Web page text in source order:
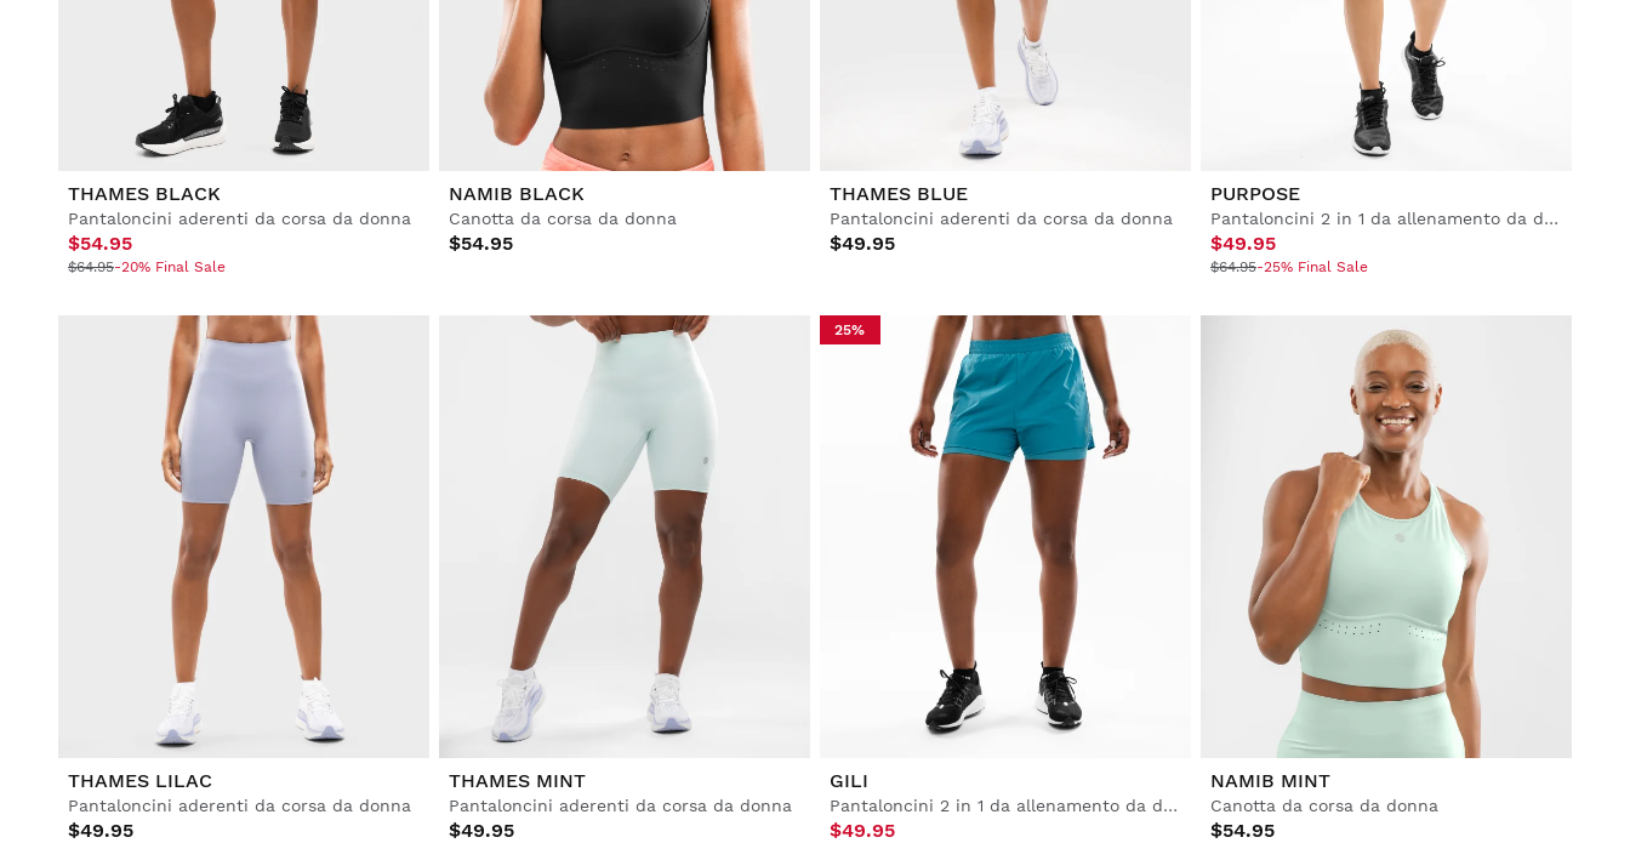
Visualizza tutto Uomo
Visualizza tutto Donna
THAMES BLACK
Pantaloncini aderenti da corsa da donna
$54.95
$64.95-20% Final Sale
NAMIB BLACK
Canotta da corsa da donna
$54.95
THAMES BLUE
Pantaloncini aderenti da corsa da donna
$49.95
PURPOSE
Pantaloncini 2 in 1 da allenamento da donna
$49.95
$64.95-25% Final Sale
THAMES LILAC
Pantaloncini aderenti da corsa da donna
$49.95
THAMES MINT
Pantaloncini aderenti da corsa da donna
$49.95
25%
GILI
Pantaloncini 2 in 1 da allenamento da donna
$49.95
NAMIB MINT
Canotta da corsa da donna
$54.95